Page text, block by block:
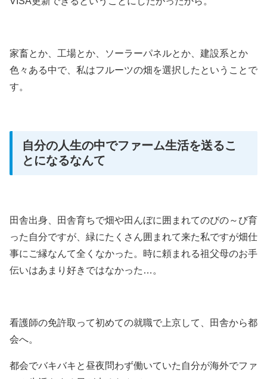
家畜とか、工場とか、ソーラーパネルとか、建設系とか
色々ある中で、私はフルーツの畑を選択したということで
す。
自分の人生の中でファーム生活を送るこ
とになるなんて
田舎出身、田舎育ちで畑や田んぼに囲まれてのびの～び育
った自分ですが、緑にたくさん囲まれて来た私ですが畑仕
事にご縁なんて全くなかった。時に頼まれる祖父母のお手
伝いはあまり好きではなかった…。
看護師の免許取って初めての就職で上京して、田舎から都
会へ。
都会でバキバキと昼夜問わず働いていた自分が海外でファ